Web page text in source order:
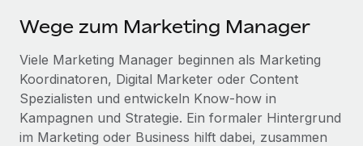
Wege zum Marketing Manager
Viele Marketing Manager beginnen als Marketing
Koordinatoren, Digital Marketer oder Content
Spezialisten und entwickeln Know-how in
Kampagnen und Strategie. Ein formaler Hintergrund
im Marketing oder Business hilft dabei, zusammen